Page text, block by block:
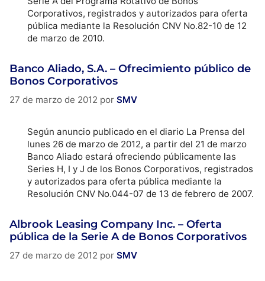
Corporativos, registrados y autorizados para oferta
pública mediante la Resolución CNV No.82-10 de 12
de marzo de 2010.
Banco Aliado, S.A. – Ofrecimiento público de
Bonos Corporativos
27 de marzo de 2012 por SMV
Según anuncio publicado en el diario La Prensa del
lunes 26 de marzo de 2012, a partir del 21 de marzo
Banco Aliado estará ofreciendo públicamente las
Series H, I y J de los Bonos Corporativos, registrados
y autorizados para oferta pública mediante la
Resolución CNV No.044-07 de 13 de febrero de 2007.
Albrook Leasing Company Inc. – Oferta
pública de la Serie A de Bonos Corporativos
27 de marzo de 2012 por SMV